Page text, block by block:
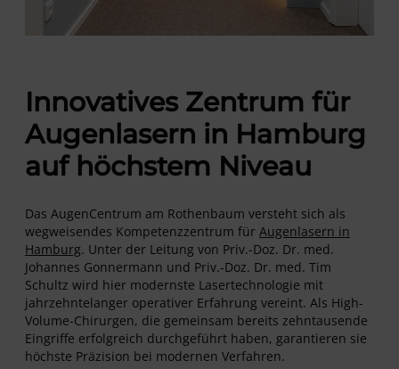
Innovatives Zentrum für
Augenlasern in Hamburg
auf höchstem Niveau
Das AugenCentrum am Rothenbaum versteht sich als
wegweisendes Kompetenzzentrum für Augenlasern in
Hamburg. Unter der Leitung von Priv.-Doz. Dr. med.
Johannes Gonnermann und Priv.-Doz. Dr. med. Tim
Schultz wird hier modernste Lasertechnologie mit
jahrzehntelanger operativer Erfahrung vereint. Als High-
Volume-Chirurgen, die gemeinsam bereits zehntausende
Eingriffe erfolgreich durchgeführt haben, garantieren sie
höchste Präzision bei modernen Verfahren.